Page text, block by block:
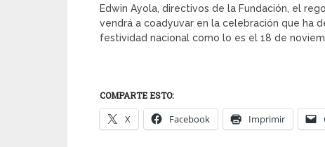
Edwin Ayola, directivos de la Fundación, el
vendrá a coadyuvar en la celebración que ha
festividad nacional como lo es el 18 de
COMPARTE ESTO:
X Facebook Imprimir